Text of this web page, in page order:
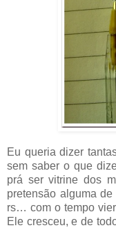
Eu queria dizer
sem saber o que
prá ser vitrine dos
pretensão alguma
rs… com o tempo
Ele cresceu, e de